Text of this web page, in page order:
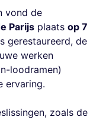
vond de
Parijs plaats op 7
gerestaureerd, de
werken
loodramen)
ervaring.
zoals de